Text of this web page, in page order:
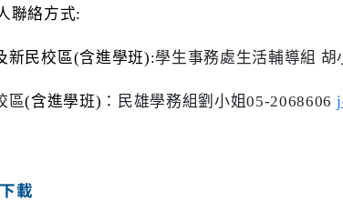
聯絡方式:
新民校區(含進學班):學生事務處生活輔導組
區(含進學班) ：民雄學務組劉小姐05-2068606
載